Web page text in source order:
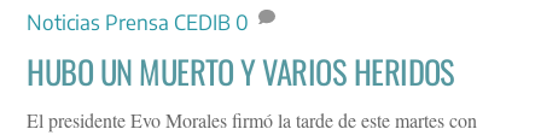
Noticias Prensa CEDIB 0
HUBO UN MUERTO Y VARIOS HERIDOS
El presidente Evo Morales firmó la tarde de este martes con